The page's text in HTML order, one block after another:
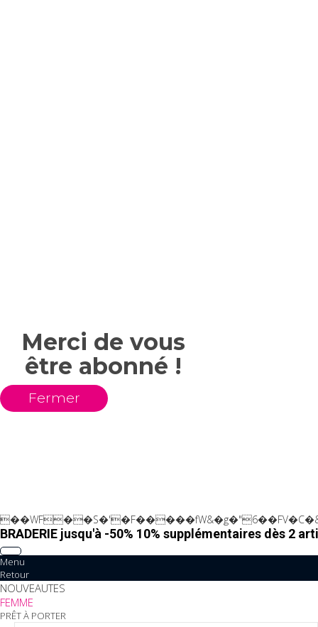
Merci de vous
être abonné !
Fermer
BRADERIE jusqu'à -50% 10% supplémentaires dès 2
Menu
Retour
NOUVEAUTES
FEMME
PRÊT À PORTER